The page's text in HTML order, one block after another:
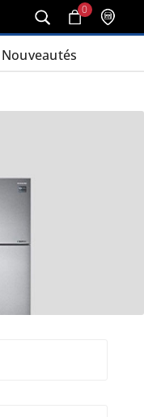
0
Nouveautés